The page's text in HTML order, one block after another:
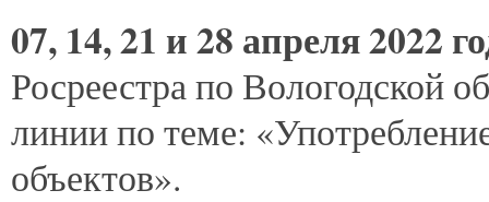
07, 14, 21 и 28 апреля 2022
Росреестра по Вологодской
линии по теме:
объектов».